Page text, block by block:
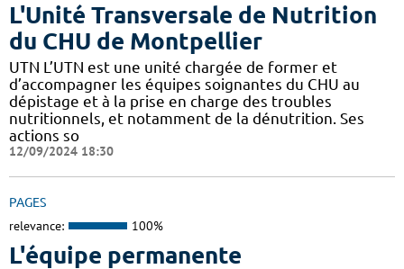
L'Unité Transversale de Nutrition
du CHU de Montpellier
UTN L’UTN est une unité chargée de former et
d’accompagner les équipes soignantes du CHU au
dépistage et à la prise en charge des troubles
nutritionnels, et notamment de la dénutrition. Ses
actions so
12/09/2024 18:30
PAGES
relevance: 100%
L'équipe permanente